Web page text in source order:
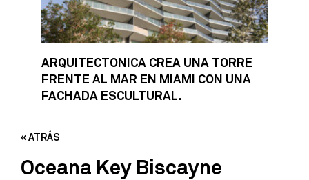
ARQUITECTONICA CREA UNA TORRE
FRENTE AL MAR EN MIAMI CON UNA
FACHADA ESCULTURAL.
« ATRÁS
Oceana Key Biscayne